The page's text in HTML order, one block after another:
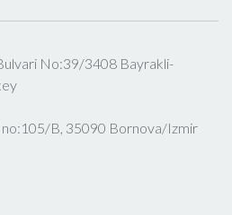
No:39/3408 Bayrakli-
no:105/B, 35090 Bornova/Izmir